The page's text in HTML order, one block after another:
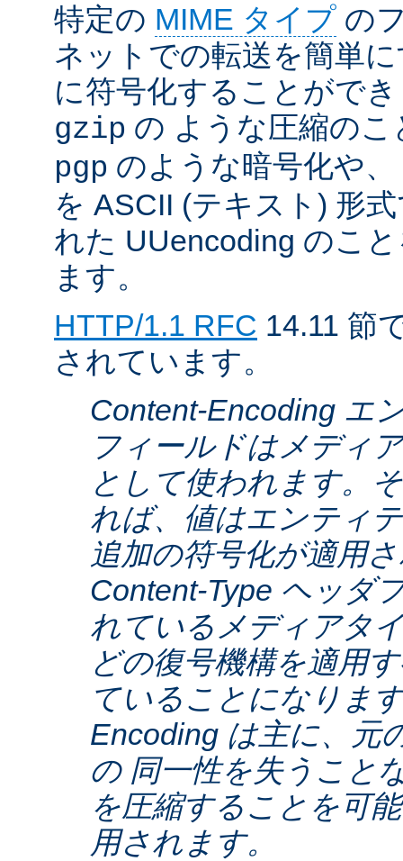
特定の MIME タイプ の
ネットでの転送を簡単
に符号化することがで
gzip の ような圧縮の
pgp のような暗号化や
を ASCII (テキスト) 形
れた UUencoding のこ
ます。
HTTP/1.1 RFC 14.11 節
されています。
Content-Encoding エ
フィールドはメディ
として使われます。
れば、値はエンティ
追加の符号化が適用
Content-Type ヘッダ
れているメディアタ
どの復号機構を適用
ていることになりま
Encoding は主に、元
の 同一性を失うこと
を圧縮することを可
用されます。